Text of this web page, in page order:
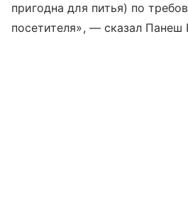
пригодна для питья) по
посетителя», — сказал